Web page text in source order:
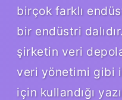
birçok farklı
bir endüstri
şirketin veri
veri yönetimi gibi
için kullandığı